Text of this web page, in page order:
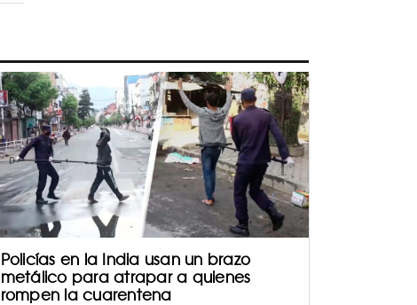
Policías en la India usan un brazo
metálico para atrapar a quienes
rompen la cuarentena